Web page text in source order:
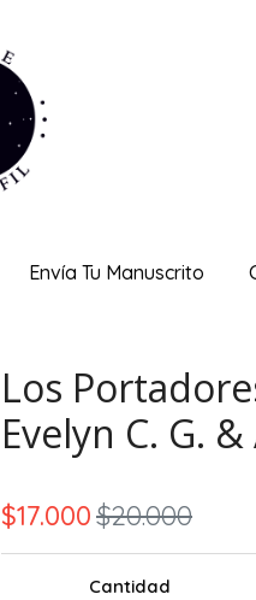
Envía Tu Manuscrito
Los
Evelyn C. G.
$17.000$20.000
Cantidad